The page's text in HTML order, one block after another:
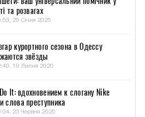
та розвагах
29 Січня 2025
курортного сезона в Одессу
звёзды
19 Липня 2020
It: вдохновением к слогану Nike
слова преступника
23 Червня 2020